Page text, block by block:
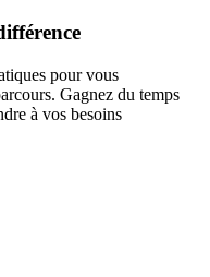
pour vous
Gagnez du temps
à vos besoins